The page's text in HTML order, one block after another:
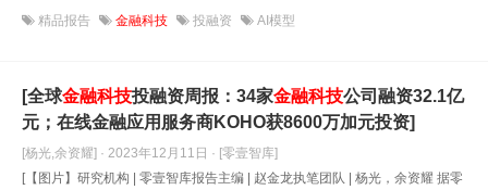
精品报告 金融科技 投融资 AI模型
[全球金融科技投融资周报：34家金融科技公司融资32.1亿
元；在线金融应用服务商KOHO获8600万加元投资]
[杨光,余资耀] · 2023年12月11日 · [零壹智库]
[【图片】研究机构 | 零壹智库报告主编 | 赵金龙执笔团队 | 杨光，余资耀 据零